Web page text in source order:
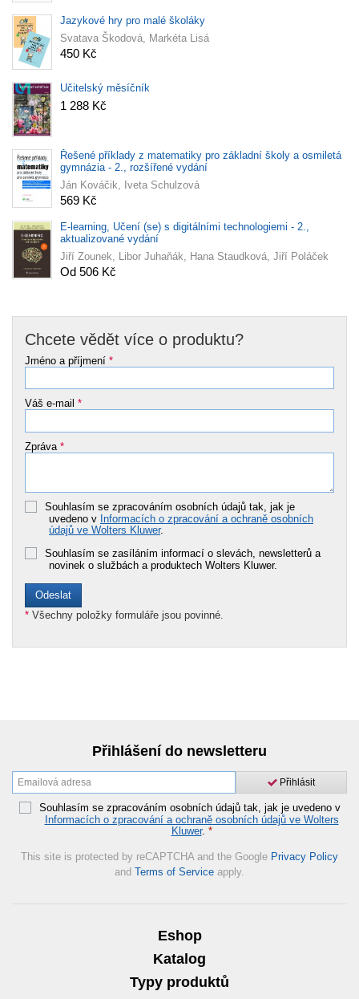
Jazykové hry pro malé školáky
Svatava Škodová, Markéta Lisá
450 Kč
Učitelský měsíčník
1 288 Kč
Řešené příklady z matematiky pro základní školy a osmiletá
gymnázia - 2., rozšířené vydání
Ján Kováčik, Iveta Schulzová
569 Kč
E-learning, Učení (se) s digitálními technologiemi - 2.,
aktualizované vydání
Jiří Zounek, Libor Juhaňák, Hana Staudková, Jiří Poláček
Od 506 Kč
Chcete vědět více o produktu?
Jméno a příjmení *
Váš e-mail *
Zpráva *
Souhlasím se zpracováním osobních údajů tak, jak je
uvedeno v Informacích o zpracování a ochraně osobních
údajů ve Wolters Kluwer.
Souhlasím se zasíláním informací o slevách, newsletterů a
novinek o službách a produktech Wolters Kluwer.
* Všechny položky formuláře jsou povinné.
Přihlášení do newsletteru
Přihlásit
Souhlasím se zpracováním osobních údajů tak, jak je uvedeno v
Informacích o zpracování a ochraně osobních údajů ve Wolters
Kluwer. *
This site is protected by reCAPTCHA and the Google Privacy Policy
and Terms of Service apply.
Eshop
Katalog
Typy produktů